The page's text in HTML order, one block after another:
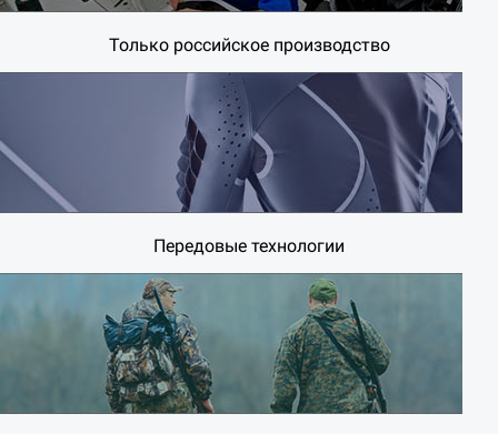
Только российское производство
Передовые технологии